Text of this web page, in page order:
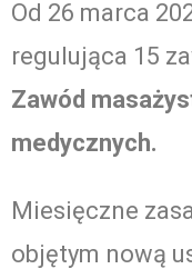
Od 26 marca
regulująca 15
Zawód
medycznych.
Miesięczne
objętym nową